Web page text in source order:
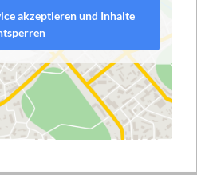
akzeptieren und Inhalte